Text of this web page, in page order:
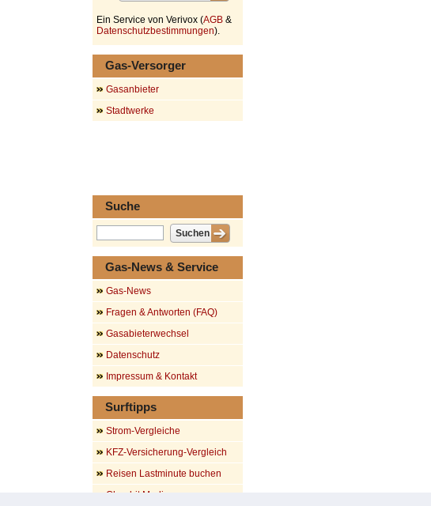
Ein Service von Verivox (AGB &
Datenschutzbestimmungen).
Gas-Versorger
Gasanbieter
Stadtwerke
Suche
Gas-News & Service
Gas-News
Fragen & Antworten (FAQ)
Gasabieterwechsel
Datenschutz
Impressum & Kontakt
Surftipps
Strom-Vergleiche
KFZ-Versicherung-Vergleich
Reisen Lastminute buchen
Cheabit Media